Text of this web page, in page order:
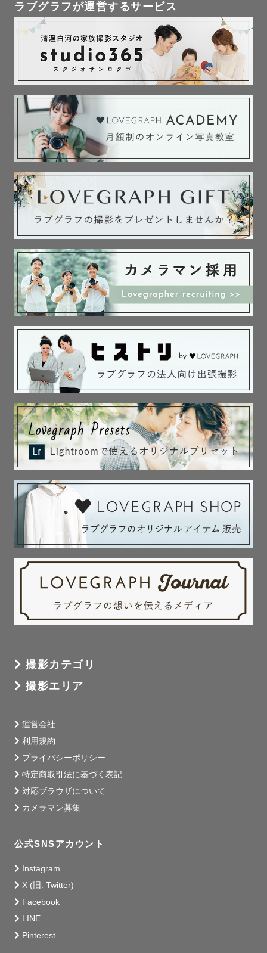
ありがたいことに特別な日の写真を
いままでたくさん撮影させていただきました。
自然の中でのきらきらした写真、
ポップな場所での可愛い写真。
非日常な場所での撮影はとても素敵です。
でも、撮影した写真で心底喜んでもらえることが多いの
は、
綺麗な”場所”の背景よりも、
いつものように自然に笑い合ってる”姿”でした。
【撮影スタイルについて】
「カメラマンさんが撮影をほんとに楽しんでいるので、こ
ちらも楽しく撮影できた！」
「気さくで親しみ深い方だったので、緊張せず撮影ができ
た」
とてもありがたいことに、
レビューでそんな言葉をよくいただきます。
バチっと決めるカットは、自分が実演をしたり、
指先まで細かいポージング指示をします。
逆に、自然なカットは、他愛もない会話をしたり、
何かアクションを与えながら一緒に楽しんで撮影をしてい
ます。
ロマンチックなポーズが苦手なら、
一緒に大笑いしながら、楽しい瞬間にしちゃいましょう。
今日はどんな会話ができるかな
ゲストさんはどんな表情や動き、反応をするかな
そんなことを楽しみに、
いつもケラケラと楽しみながら撮影をしています。
ウエディング撮影やカップル撮影の場合、
撮影地への思い出や撮影スポットが多くなることもあり、
⚪︎撮影フロー
ご依頼
↓
テキストでの事前やりとり
↓
せっかくの撮影ですので、
やりたいことは全て詰め込みましょう！！
ラブグラフが運営するサービス
撮影カテゴリ
撮影エリア
運営会社
利用規約
プライバシーポリシー
特定商取引法に基づく表記
対応ブラウザについて
カメラマン募集
公式SNSアカウント
Instagram
X (旧: Twitter)
Facebook
LINE
Pinterest